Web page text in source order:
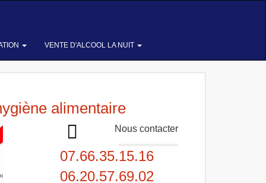
VENTE D'ALCOOL LA NUIT
alimentaire
Nous contacter
07.66.35.15.16
06.20.57.69.02